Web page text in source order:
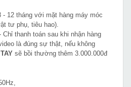
- 12 tháng với mặt hàng máy móc
tư phụ, tiêu hao).
Chỉ thanh toán sau khi nhận hàng
là đúng sự thật, nếu không
sẽ bồi thường thêm 3.000.000đ